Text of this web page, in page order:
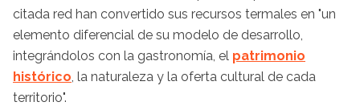
citada red han convertido sus recursos termales en "un
elemento diferencial de su modelo de desarrollo,
integrándolos con la gastronomía, el patrimonio
histórico , la naturaleza y la oferta cultural de cada
territorio".